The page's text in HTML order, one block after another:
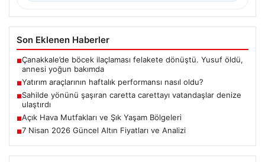
Son Eklenen Haberler
■Çanakkale’de böcek ilaçlaması felakete dönüştü. Yusuf öldü,
annesi yoğun bakımda
■Yatırım araçlarının haftalık performansı nasıl oldu?
■Sahilde yönünü şaşıran caretta carettayı vatandaşlar denize
ulaştırdı
■Açık Hava Mutfakları ve Şık Yaşam Bölgeleri
■7 Nisan 2026 Güncel Altın Fiyatları ve Analizi